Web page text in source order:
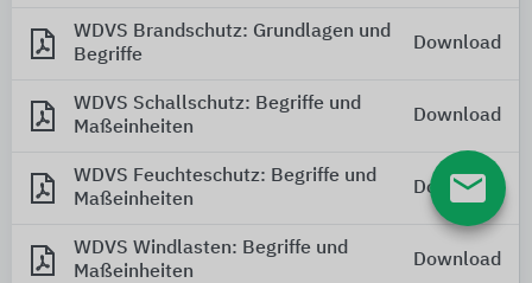
email
WDVS Brandschutz: Grundlagen und
Begriffe
Download
WDVS Schallschutz: Begriffe und
Maßeinheiten
Download
WDVS Feuchteschutz: Begriffe und
Maßeinheiten
Download
WDVS Windlasten: Begriffe und
Maßeinheiten
Download